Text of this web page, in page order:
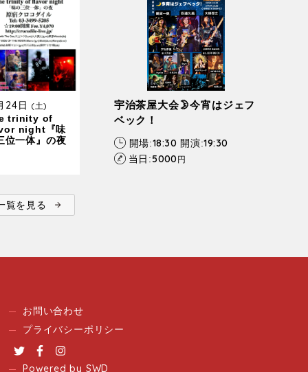
24日 (土)
trinity of
night『味
位一体』の夜
覧を見る
宇治茶屋大会🌛今宵はジェフ
ベック！
開場:18:30 開演:19:30
当日:5000 円
お問い合わせ
プライバシーポリシー
TwitterFacebook
Powered by SWD